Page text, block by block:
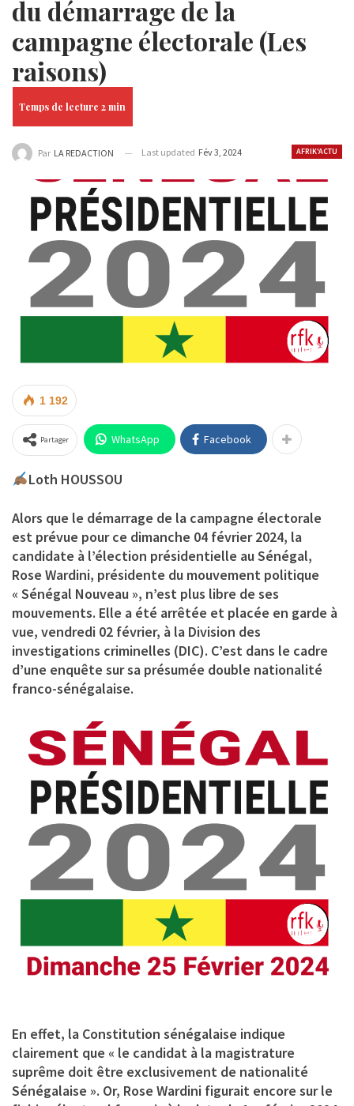
du démarrage de la
campagne électorale (Les
raisons)
AFRIK'ACTU
Par LA REDACTION Last updated Fév 3, 2024
1 192
Partager WhatsApp Facebook
Loth HOUSSOU
Alors que le démarrage de la campagne électorale
est prévue pour ce dimanche 04 février 2024, la
candidate à l’élection présidentielle au Sénégal,
Rose Wardini, présidente du mouvement politique
« Sénégal Nouveau », n’est plus libre de ses
mouvements. Elle a été arrêtée et placée en garde à
vue, vendredi 02 février, à la Division des
investigations criminelles (DIC). C’est dans le cadre
d’une enquête sur sa présumée double nationalité
franco-sénégalaise.
En effet, la Constitution sénégalaise indique
clairement que « le candidat à la magistrature
suprême doit être exclusivement de nationalité
Sénégalaise ». Or, Rose Wardini figurait encore sur le